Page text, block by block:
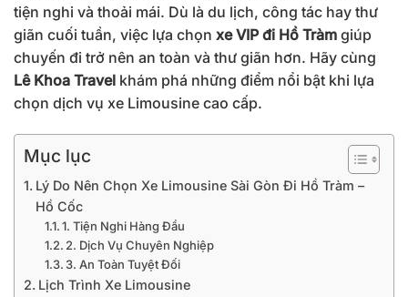
tiện nghi và thoải mái. Dù là du lịch, công tác hay thư
giãn cuối tuần, việc lựa chọn xe VIP đi Hồ Tràm giúp
chuyến đi trở nên an toàn và thư giãn hơn. Hãy cùng
Lê Khoa Travel khám phá những điểm nổi bật khi lựa
chọn dịch vụ xe Limousine cao cấp.
Mục lục
Lý Do Nên Chọn Xe Limousine Sài Gòn Đi Hồ Tràm –
Hồ Cốc
1. Tiện Nghi Hàng Đầu
2. Dịch Vụ Chuyên Nghiệp
3. An Toàn Tuyệt Đối
Lịch Trình Xe Limousine